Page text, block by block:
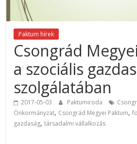
Paktum hírek
Csongrád
a szociális
szolgálatában
2017-05-03 Paktumiroda
Önkormányzat, Csongrád Megyei Paktum,
gazdaság,társadalmi vállalkozás